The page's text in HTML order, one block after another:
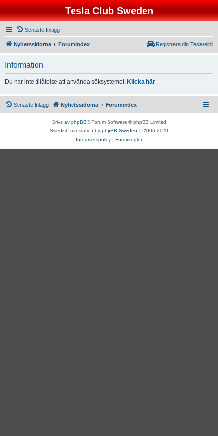
Tesla Club Sweden
Senaste Inlägg
Nyhetssidorna Forumindex Registrera din Tesla/elbil
Information
Du har inte tillåtelse att använda söksystemet. Klicka här
Senaste Inlägg Nyhetssidorna Forumindex
Drivs av phpBB® Forum Software © phpBB Limited
Swedish translation by phpBB Sweden © 2006-2020
Integritetspolicy | Forumregler